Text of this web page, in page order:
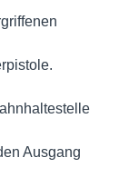
Ausgang